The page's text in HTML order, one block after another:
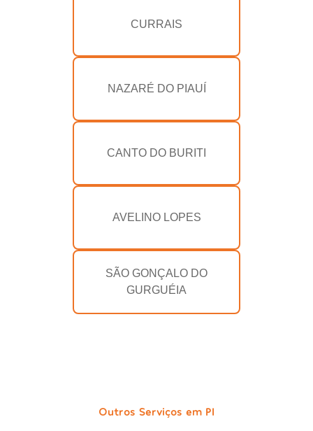
CURRAIS
NAZARÉ DO PIAUÍ
CANTO DO BURITI
AVELINO LOPES
SÃO GONÇALO DO
GURGUÉIA
Outros Serviços em PI